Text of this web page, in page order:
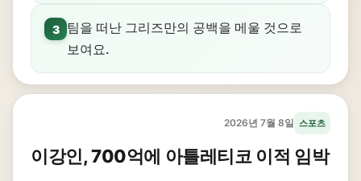
3
팀을 떠난 그리즈만의 공백을 메울 것으로
보여요.
2026년 7월 8일 스포츠
이강인, 700억에 아틀레티코 이적 임박